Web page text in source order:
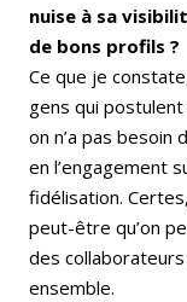
nuise à sa
de bons profils ?
Ce que je
gens qui
on n’a pas besoin
en l’engagement
fidélisation.
peut-être qu’on
des
ensemble.